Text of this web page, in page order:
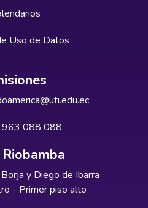
Uso de Datos
088 088
y Diego de Ibarra
- Primer piso alto